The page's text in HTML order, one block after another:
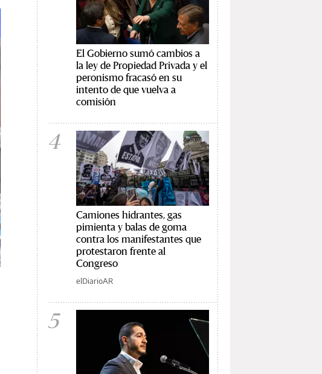
El Gobierno sumó cambios a
la ley de Propiedad Privada y el
peronismo fracasó en su
intento de que vuelva a
comisión
4
Camiones hidrantes, gas
pimienta y balas de goma
contra los manifestantes que
protestaron frente al
Congreso
elDiarioAR
5